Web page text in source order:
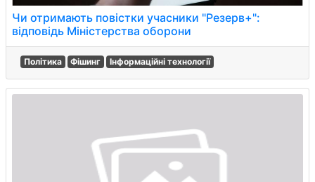
Чи отримають повістки учасники "Резерв+":
відповідь Міністерства оборони
Політика Фішинг Інформаційні технології